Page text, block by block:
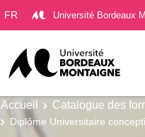
FR Université Bordeaux
Accueil Catalogue des
Diplôme Universitaire